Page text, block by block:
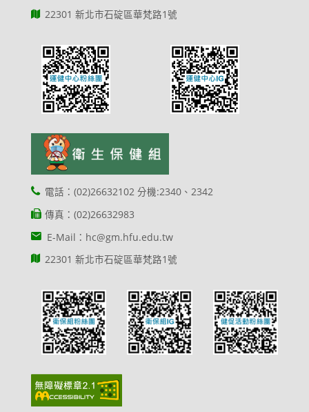
22301 新北市石碇區華梵路1號
電話：(02)26632102 分機:2340、2342
傳真：(02)26632983
E-Mail：hc@gm.hfu.edu.tw
22301 新北市石碇區華梵路1號